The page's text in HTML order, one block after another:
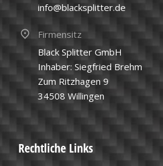
info@blacksplitter.de
Firmensitz
Black Splitter GmbH
Inhaber: Siegfried Brehm
Zum Ritzhagen 9
34508 Willingen
Rechtliche Links